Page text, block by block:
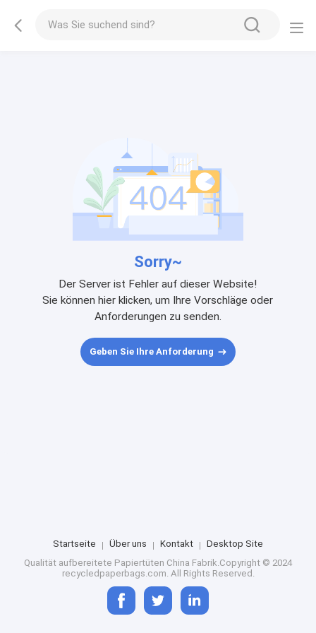
Sorry~
Der Server ist Fehler auf dieser Website!
Sie können hier klicken, um Ihre Vorschläge oder
Anforderungen zu senden.
Geben Sie Ihre Anforderung
Startseite Über uns Kontakt
Desktop Site
Qualität aufbereitete Papiertüten China Fabrik.Copyright © 2024
recycledpaperbags.com. All Rights Reserved.